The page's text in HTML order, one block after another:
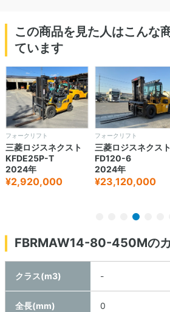
この商品を見た人はこんな
ています
フォークリフト
三菱ロジスネクスト
KFDE25P-T
2024年
¥2,920,000
フォークリフト
三菱ロジスネクスト
FD120-6
2024年
¥23,120,000
FBRMAW14-80-450Mの
クラス(m3) -
全長(mm) 0